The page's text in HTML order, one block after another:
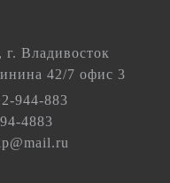
, г. Владивосток
42/7 офис 3
944-883
4883